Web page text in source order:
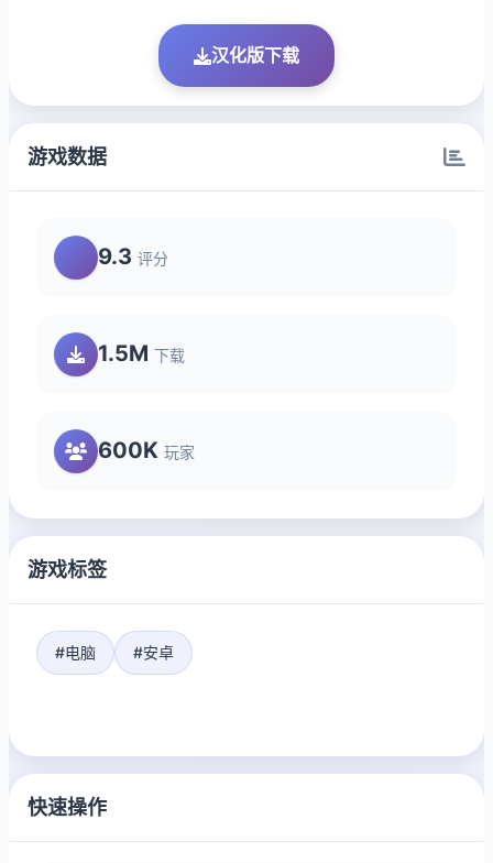
汉化版下载
游戏数据
9.3 评分
1.5M 下载
600K 玩家
游戏标签
#电脑 #安卓
快速操作